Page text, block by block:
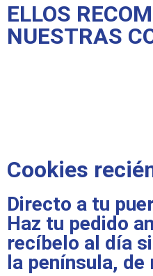
ELLOS
NUESTRAS
Cookies
Directo a tu
Haz tu pedido
recíbelo al día
la península,